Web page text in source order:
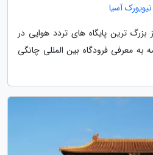
آسیا
بزرگ ترین پایگاه های تردد هوایی در
معرفی فرودگاه بین المللی چانگی